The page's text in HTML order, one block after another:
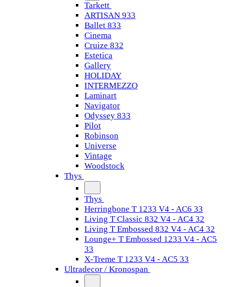
Tarkett
ARTISAN 933
Ballet 833
Cinema
Cruize 832
Estetica
Gallery
HOLIDAY
INTERMEZZO
Laminart
Navigator
Odyssey 833
Pilot
Robinson
Universe
Vintage
Woodstock
Thys
Thys
Herringbone T 1233 V4 - AC6 33
Living T Classic 832 V4 - AC4 32
Living T Embossed 832 V4 - AC4 32
Lounge+ T Embossed 1233 V4 - AC5
33
X-Treme T 1233 V4 - AC5 33
Ultradecor / Kronospan